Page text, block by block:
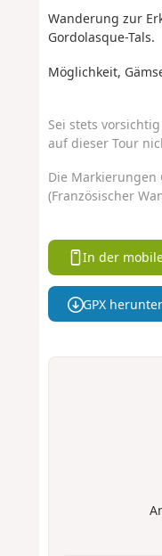
Wanderung zur
Gordolasque-Tals.
Möglichkeit,
Sei stets
auf dieser Tour
Die Markierungen
(Französischer
In der
GPX